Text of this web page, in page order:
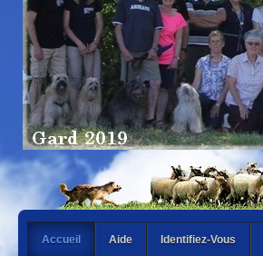
Accueil Aide Identifiez-Vous